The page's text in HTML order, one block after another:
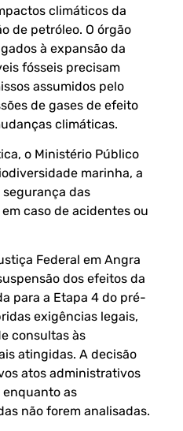
climáticos da
de petróleo. O órgão
à expansão da
fósseis precisam
assumidos pelo
de gases de efeito
climáticas.
o Ministério Público
marinha, a
das
caso de acidentes ou
Federal em Angra
dos efeitos da
para a Etapa 4 do pré-
exigências legais,
consultas às
atingidas. A decisão
atos administrativos
enquanto as
não forem analisadas.